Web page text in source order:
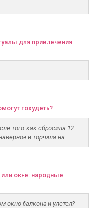
для привлечения
похудеть?
того, как сбросила 12
и торчала на...
или окне: народные
окно балкона и улетел?